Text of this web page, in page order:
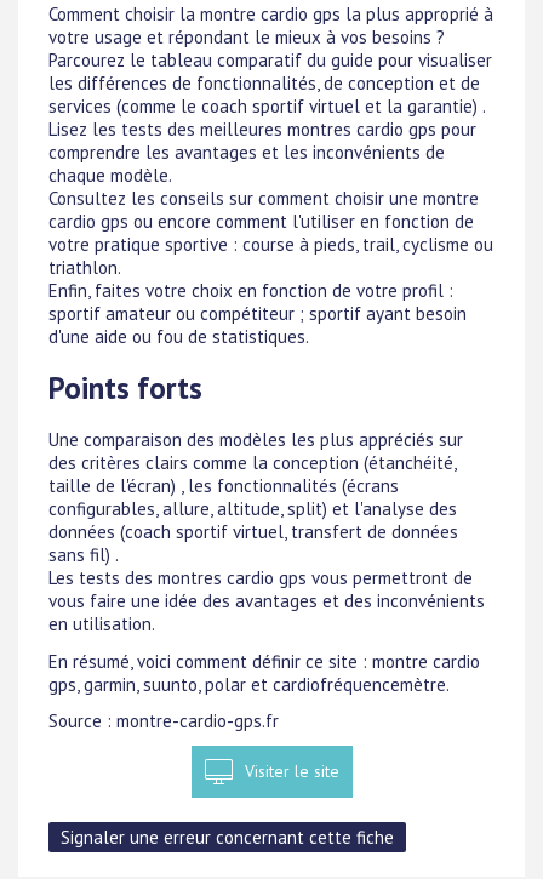
Comment choisir la montre cardio gps la plus approprié à
votre usage et répondant le mieux à vos besoins ?
Parcourez le tableau comparatif du guide pour visualiser
les différences de fonctionnalités, de conception et de
services (comme le coach sportif virtuel et la garantie) .
Lisez les tests des meilleures montres cardio gps pour
comprendre les avantages et les inconvénients de
chaque modèle.
Consultez les conseils sur comment choisir une montre
cardio gps ou encore comment l'utiliser en fonction de
votre pratique sportive : course à pieds, trail, cyclisme ou
triathlon.
Enfin, faites votre choix en fonction de votre profil :
sportif amateur ou compétiteur ; sportif ayant besoin
d'une aide ou fou de statistiques.
Points forts
Une comparaison des modèles les plus appréciés sur
des critères clairs comme la conception (étanchéité,
taille de l'écran) , les fonctionnalités (écrans
configurables, allure, altitude, split) et l'analyse des
données (coach sportif virtuel, transfert de données
sans fil) .
Les tests des montres cardio gps vous permettront de
vous faire une idée des avantages et des inconvénients
en utilisation.
En résumé, voici comment définir ce site : montre cardio
gps, garmin, suunto, polar et cardiofréquencemètre.
Source : montre-cardio-gps.fr
Visiter le site